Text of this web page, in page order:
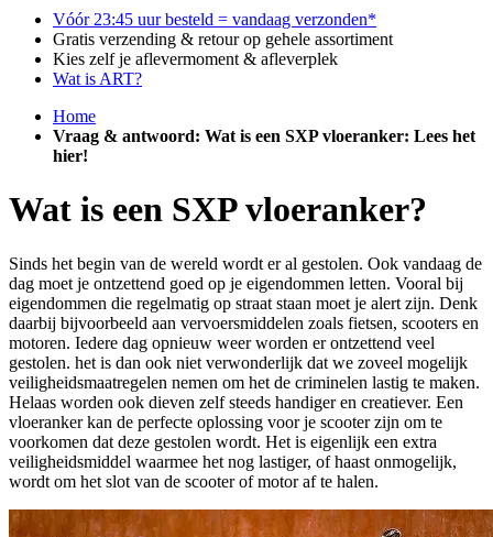
Vóór 23:45 uur besteld = vandaag verzonden*
Gratis verzending & retour op gehele assortiment
Kies zelf je aflevermoment & afleverplek
Wat is ART?
Home
Vraag & antwoord: Wat is een SXP vloeranker: Lees het
hier!
Wat is een SXP vloeranker?
Sinds het begin van de wereld wordt er al gestolen. Ook vandaag de
dag moet je ontzettend goed op je eigendommen letten. Vooral bij
eigendommen die regelmatig op straat staan moet je alert zijn. Denk
daarbij bijvoorbeeld aan vervoersmiddelen zoals fietsen, scooters en
motoren. Iedere dag opnieuw weer worden er ontzettend veel
gestolen. het is dan ook niet verwonderlijk dat we zoveel mogelijk
veiligheidsmaatregelen nemen om het de criminelen lastig te maken.
Helaas worden ook dieven zelf steeds handiger en creatiever. Een
vloeranker kan de perfecte oplossing voor je scooter zijn om te
voorkomen dat deze gestolen wordt. Het is eigenlijk een extra
veiligheidsmiddel waarmee het nog lastiger, of haast onmogelijk,
wordt om het slot van de scooter of motor af te halen.